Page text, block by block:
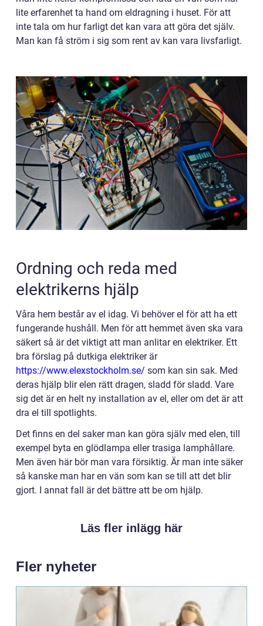
lite erfarenhet ta hand om eldragning i huset. För att
inte tala om hur farligt det kan vara att göra det själv.
Man kan få ström i sig som rent av kan vara livsfarligt.
Ordning och reda med
elektrikerns hjälp
Våra hem består av el idag. Vi behöver el för att ha ett
fungerande hushåll. Men för att hemmet även ska vara
säkert så är det viktigt att man anlitar en elektriker. Ett
bra förslag på dutkiga elektriker är
https://www.elexstockholm.se/ som kan sin sak. Med
deras hjälp blir elen rätt dragen, sladd för sladd. Vare
sig det är en helt ny installation av el, eller om det är att
dra el till spotlights.
Det finns en del saker man kan göra själv med elen, till
exempel byta en glödlampa eller trasiga lamphållare.
Men även här bör man vara försiktig. Är man inte säker
så kanske man har en vän som kan se till att det blir
gjort. I annat fall är det bättre att be om hjälp.
Läs fler inlägg här
Fler nyheter